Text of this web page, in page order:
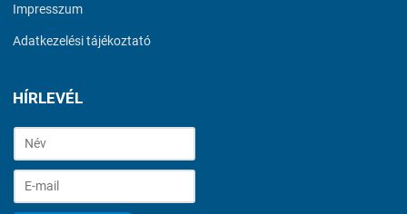
Impresszum
Adatkezelési tájékoztató
HÍRLEVÉL